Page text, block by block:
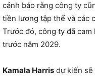
cảnh báo rằng công ty
tiền lương tập thể và các
Trước đó, công ty đã
trước năm 2029.
Kamala Harris dự kiến ​​sẽ